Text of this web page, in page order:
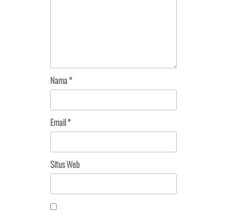
Nama*
Email*
Situs Web